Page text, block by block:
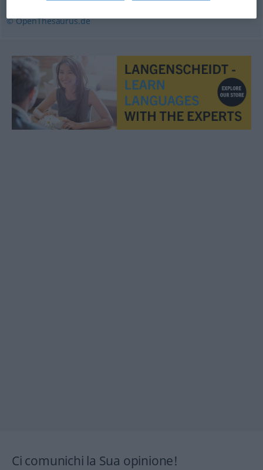
© OpenThesaurus.de
Ci comunichi la Sua opinione!